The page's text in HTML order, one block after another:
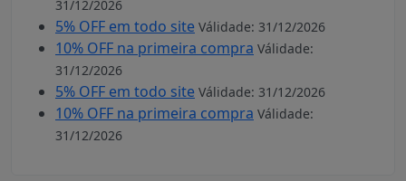
31/12/2026
5% OFF em todo site Válidade: 31/12/2026
10% OFF na primeira compra Válidade:
31/12/2026
5% OFF em todo site Válidade: 31/12/2026
10% OFF na primeira compra Válidade:
31/12/2026